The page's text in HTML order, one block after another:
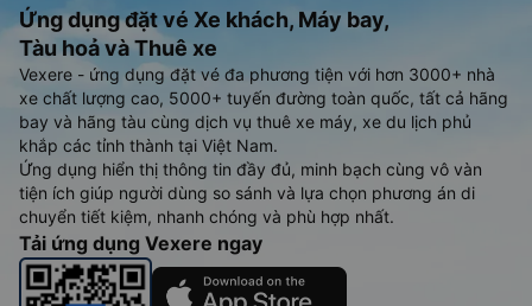
Ứng dụng đặt vé Xe khách, Máy bay,
Tàu hoả và Thuê xe
Vexere - ứng dụng đặt vé đa phương tiện với hơn 3000+ nhà
xe chất lượng cao, 5000+ tuyến đường toàn quốc, tất cả hãng
bay và hãng tàu cùng dịch vụ thuê xe máy, xe du lịch phủ
khắp các tỉnh thành tại Việt Nam.
Ứng dụng hiển thị thông tin đầy đủ, minh bạch cùng vô vàn
tiện ích giúp người dùng so sánh và lựa chọn phương án di
chuyển tiết kiệm, nhanh chóng và phù hợp nhất.
Tải ứng dụng Vexere ngay